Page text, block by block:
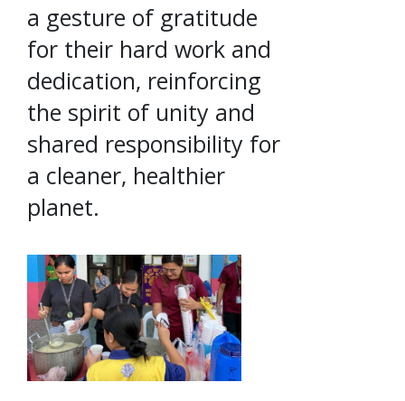
a gesture of gratitude
for their hard work and
dedication, reinforcing
the spirit of unity and
shared responsibility for
a cleaner, healthier
planet.